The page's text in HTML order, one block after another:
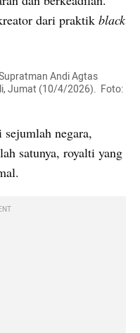
dari praktik black
Andi Agtas
Jumat (10/4/2026).  Foto:
negara,
satunya, royalti yang